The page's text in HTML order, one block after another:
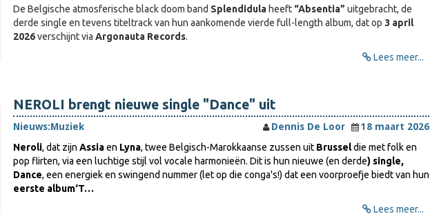
De Belgische atmosferische black doom band Splendidulaheeft “Absentia” uitgebracht, de
derde single en tevens titeltrack van hun aankomende vierde full-length album, dat op 3 april
2026verschijnt via Argonauta Records.
Lees meer...
NEROLI brengt nieuwe single "Dance" uit
Nieuws:Muziek Dennis De Loor
18 maart 2026
Neroli, dat zijn Assiaen Lyna, twee Belgisch-Marokkaanse zussen uit Brusseldie met folk en
pop flirten, via een luchtige stijl vol vocale harmonieën. Dit is hun nieuwe (en derde) single,
Dance, een energiek en swingend nummer (let op die conga's!) dat een voorproefje biedt van hun
eerste album‘T…
Lees meer...